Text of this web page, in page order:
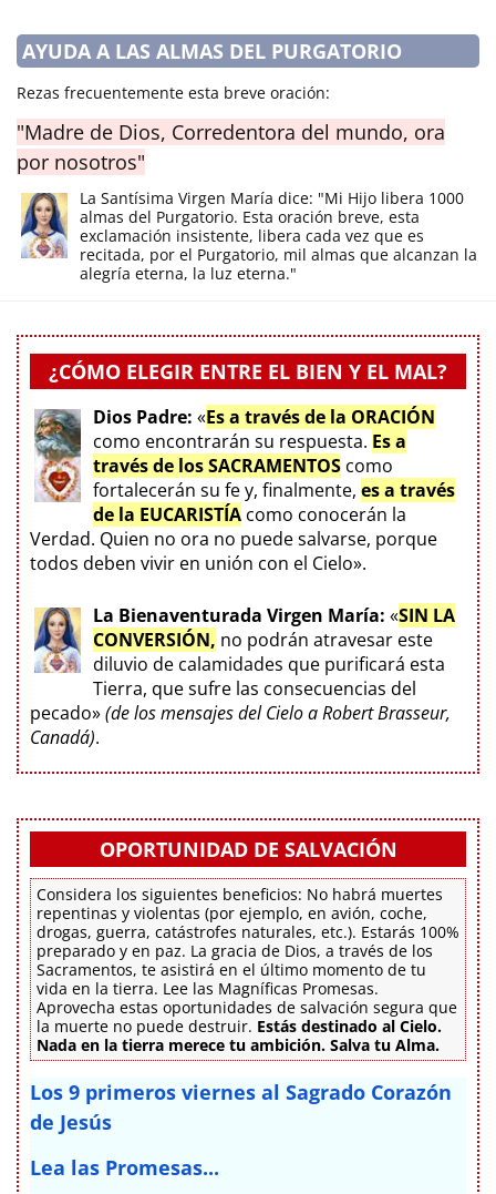
AYUDA A LAS ALMAS DEL PURGATORIO
Rezas frecuentemente esta breve oración:
"Madre de Dios, Corredentora del mundo, ora
por nosotros"
La Santísima Virgen María dice: "Mi Hijo libera 1000
almas del Purgatorio. Esta oración breve, esta
exclamación insistente, libera cada vez que es
recitada, por el Purgatorio, mil almas que alcanzan la
alegría eterna, la luz eterna."
¿CÓMO ELEGIR ENTRE EL BIEN Y EL MAL?
Dios Padre: «Es a través de la ORACIÓN
como encontrarán su respuesta. Es a
través de los SACRAMENTOS como
fortalecerán su fe y, finalmente, es a través
de la EUCARISTÍA como conocerán la
Verdad. Quien no ora no puede salvarse, porque
todos deben vivir en unión con el Cielo».
La Bienaventurada Virgen María: «SIN LA
CONVERSIÓN, no podrán atravesar este
diluvio de calamidades que purificará esta
Tierra, que sufre las consecuencias del
pecado»(de los mensajes del Cielo a Robert Brasseur,
Canadá).
OPORTUNIDAD DE SALVACIÓN
Considera los siguientes beneficios: No habrá muertes
repentinas y violentas (por ejemplo, en avión, coche,
drogas, guerra, catástrofes naturales, etc.). Estarás 100%
preparado y en paz. La gracia de Dios, a través de los
Sacramentos, te asistirá en el último momento de tu
vida en la tierra. Lee las Magníficas Promesas.
Aprovecha estas oportunidades de salvación segura que
la muerte no puede destruir. Estás destinado al Cielo.
Nada en la tierra merece tu ambición. Salva tu Alma.
Los 9 primeros viernes al Sagrado Corazón
de Jesús
Lea las Promesas...